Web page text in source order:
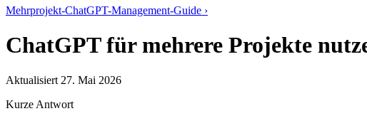
Mehrprojekt-ChatGPT-Management-Guide ›
ChatGPT für mehrere Projekte
Aktualisiert 27. Mai 2026
Kurze Antwort